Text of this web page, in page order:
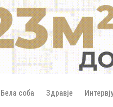
Бела соба Здравје